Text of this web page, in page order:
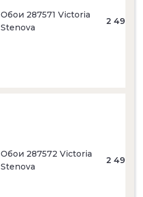
Обои 287571 Victoria
Stenova
2 490
Обои 287572 Victoria
Stenova
2 490